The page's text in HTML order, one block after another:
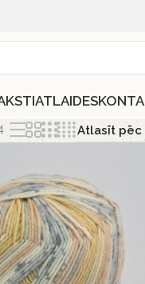
ATLAIDES